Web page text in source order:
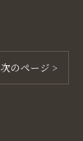
次のページ >